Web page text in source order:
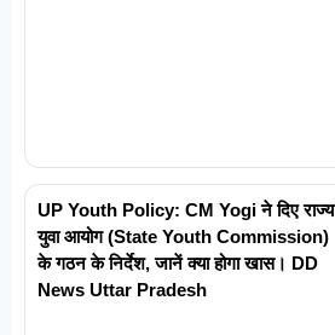
UP Youth Policy: CM Yogi ने दिए राज्य
युवा आयोग (State Youth Commission)
के गठन के निर्देश, जानें क्या होगा खास। DD
News Uttar Pradesh